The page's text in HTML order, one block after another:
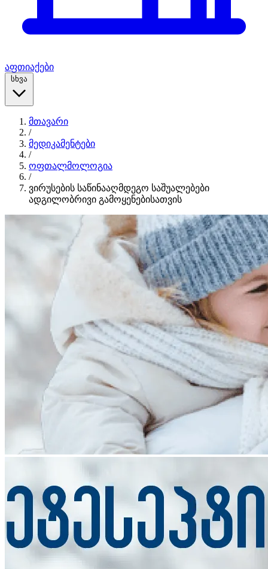
აფთიაქები
სხვა
მთავარი
/
მედიკამენტები
/
ოფთალმოლოგია
/
ვირუსების საწინააღმდეგო საშუალებები
ადგილობრივი გამოყენებისათვის